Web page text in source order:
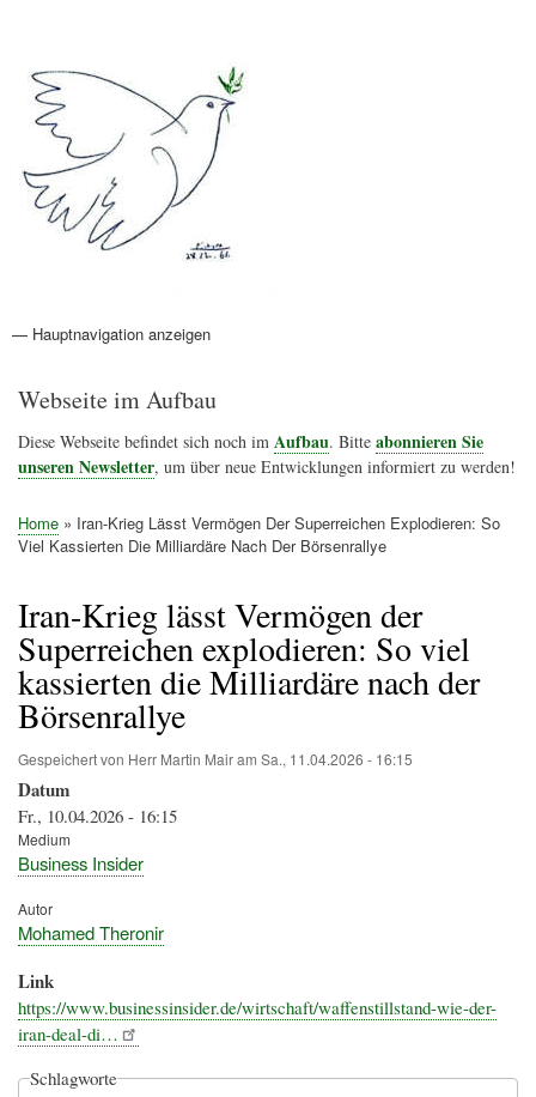
Hauptnavigation
— Hauptnavigation anzeigen
Aktionen
Friedensbewegung
Friedensprojekte
Home
Konflikte
Links
Narichtenlinks
News
Politik
Termine
Texte
Kunst
Friedensexperten
Friedensforschung
Friedensinitiativen
Friedensnachrichten
Webseite im Aufbau
Diese Webseite befindet sich noch im Aufbau. Bitte abonnieren Sie
unseren Newsletter, um über neue Entwicklungen informiert zu werden!
Pfadnavigation
Home
Iran-Krieg Lässt Vermögen Der Superreichen Explodieren: So
Viel Kassierten Die Milliardäre Nach Der Börsenrallye
Iran-Krieg lässt Vermögen der
Superreichen explodieren: So viel
kassierten die Milliardäre nach der
Börsenrallye
Gespeichert von Herr Martin Mairam Sa., 11.04.2026 - 16:15
Datum
Fr., 10.04.2026 - 16:15
Medium
Business Insider
Autor
Mohamed Theronir
Link
https://www.businessinsider.de/wirtschaft/waffenstillstand-wie-der-
iran-deal-di…
Schlagworte